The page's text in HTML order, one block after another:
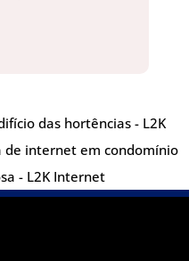
das hortências - L2K
de internet em condomínio
- L2K Internet